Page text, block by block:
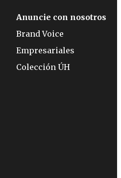
Anuncie con nosotros
Brand Voice
Empresariales
Colección ÚH